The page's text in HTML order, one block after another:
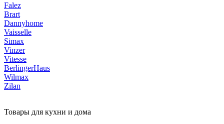
Falez
Brart
Dannyhome
Vaisselle
Simax
Vinzer
Vitesse
BerlingerHaus
Wilmax
Zilan
Товары для кухни и дома